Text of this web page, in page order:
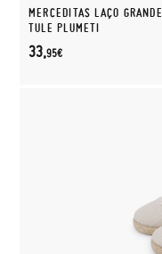
MERCEDITAS LAÇO GRANDE
TULE PLUMETI
33,95€